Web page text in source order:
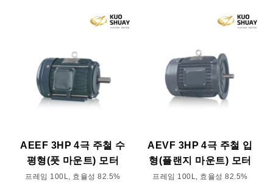
AEEF 3HP 4극 주철 수
평형(풋 마운트) 모터
프레임 100L, 효율성 82.5%
AEVF 3HP 4극 주철 입
형(플랜지 마운트) 모터
프레임 100L, 효율성 82.5%